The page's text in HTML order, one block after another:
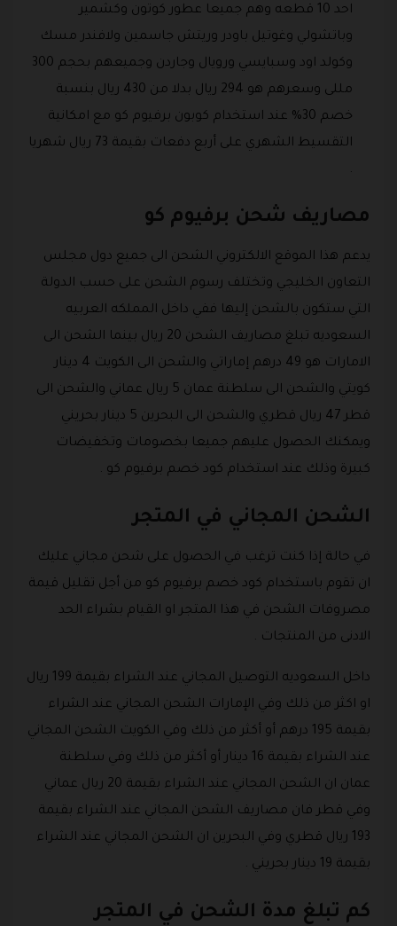
احد 10 قطعه وهم جميعا عطور كوتون وكشمير
وباتشولي وغوتيل باودر وريتش جاسمين ولافندر مسك
وكولد اود وسبايسي ورويال وجاردن وجميعهم بحجم 300
مللى وسعرهم هو 294 ريال بدلا من 430 ريال بنسبة
خصم 30% عند استخدام كوبون برفيوم كو مع امكانية
التقسيط الشهري على أربع دفعات بقيمة 73 ريال شهريا
.
مصاريف شحن برفيوم كو
يدعم هذا الموقع الالكتروني الشحن الى جميع دول مجلس
التعاون الخليجي وتختلف رسوم الشحن على حسب الدولة
التي ستكون بالشحن إليها ففي داخل المملكه العربيه
السعوديه تبلغ مصاريف الشحن 20 ريال بينما الشحن الى
الامارات هو 49 درهم إماراتي والشحن الى الكويت 4 دينار
كويتي والشحن الى سلطنة عمان 5 ريال عماني والشحن الى
قطر 47 ريال قطري والشحن الى البحرين 5 دينار بحريني
ويمكنك الحصول عليهم جميعا بخصومات وتخفيضات
كبيرة وذلك عند استخدام كود خصم برفيوم كو .
الشحن المجاني في المتجر
في حالة إذا كنت ترغب في الحصول على شحن مجاني عليك
ان تقوم باستخدام كود خصم برفيوم كو من أجل تقليل قيمة
مصروفات الشحن في هذا المتجر او القيام بشراء الحد
الادنى من المنتجات .
داخل السعوديه التوصيل المجاني عند الشراء بقيمة 199 ريال
او اكثر من ذلك وفي الإمارات الشحن المجاني عند الشراء
بقيمة 195 درهم أو أكثر من ذلك وفي الكويت الشحن المجاني
عند الشراء بقيمة 16 دينار أو أكثر من ذلك وفي سلطنة
عمان ان الشحن المجاني عند الشراء بقيمة 20 ريال عماني
وفي قطر فان مصاريف الشحن المجاني عند الشراء بقيمة
193 ريال قطري وفي البحرين ان الشحن المجاني عند الشراء
بقيمة 19 دينار بحريني .
كم تبلغ مدة الشحن في المتجر